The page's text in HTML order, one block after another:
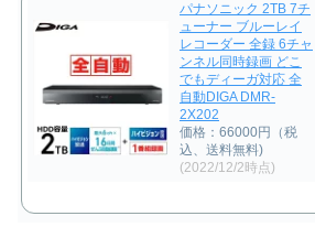
パナソニック 2TB 7チ
ューナー ブルーレイ
レコーダー 全録 6チャ
ンネル同時録画 どこ
でもディーガ対応 全
自動DIGA DMR-
2X202
価格：66000円（税
込、送料無料)
(2022/12/2時点)